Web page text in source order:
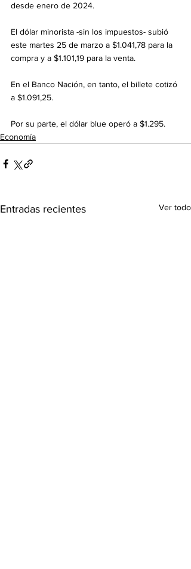
desde enero de 2024.
El dólar minorista -sin los impuestos- subió
este martes 25 de marzo a $1.041,78 para la
compra y a $1.101,19 para la venta.
En el Banco Nación, en tanto, el billete cotizó
a $1.091,25.
Por su parte, el dólar blue operó a $1.295.
Economía
Entradas recientes Ver todo